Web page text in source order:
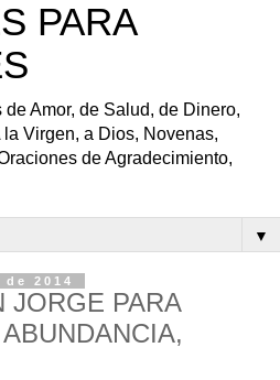
PARA
Amor, de Salud, de Dinero,
Virgen, a Dios, Novenas,
de Agradecimiento,
▼
2014
JORGE PARA